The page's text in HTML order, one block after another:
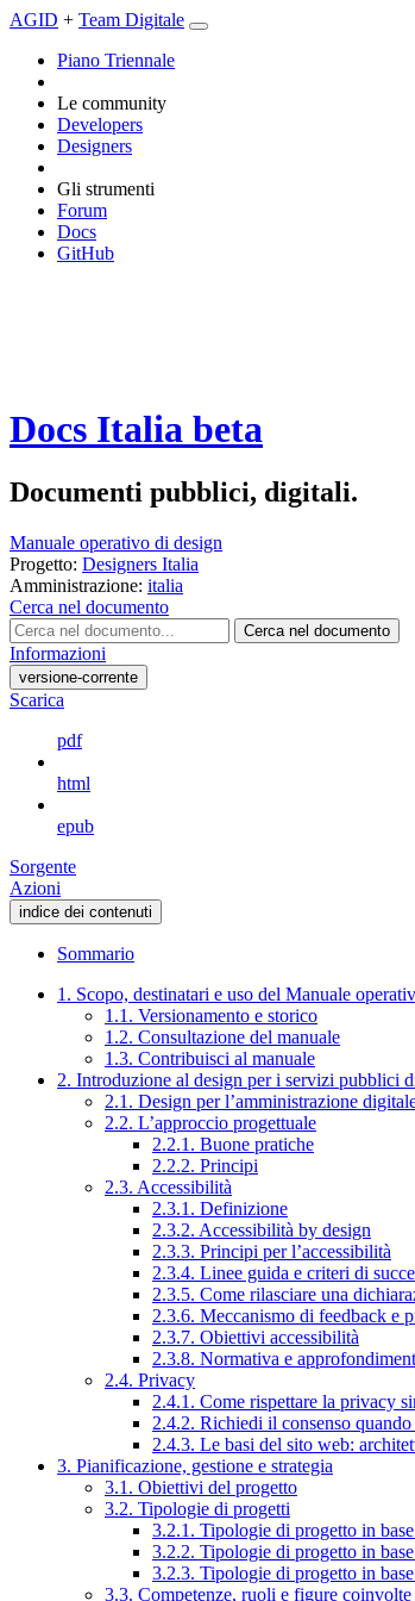
AGID + Team Digitale
Piano Triennale
Le community
Developers
Designers
Gli strumenti
Forum
Docs
GitHub
Docs Italia beta
Documenti pubblici, digitali.
Manuale operativo di design
Progetto: Designers Italia
Amministrazione: italia
Cerca nel documento
Cerca nel documento
Informazioni
versione-corrente
Scarica
pdf
html
epub
Sorgente
Azioni
indice dei contenuti
Sommario
1. Scopo, destinatari e uso del Manuale
1.1. Versionamento e storico
1.2. Consultazione del manuale
1.3. Contribuisci al manuale
2. Introduzione al design per i servizi pubblici
2.1. Design per l’amministrazione
2.2. L’approccio progettuale
2.2.1. Buone pratiche
2.2.2. Principi
2.3. Accessibilità
2.3.1. Definizione
2.3.2. Accessibilità by design
2.3.3. Principi per l’accessibilità
2.3.4. Linee guida e criteri di
2.3.5. Come rilasciare una
2.3.6. Meccanismo di feedback e
2.3.7. Obiettivi accessibilità
2.3.8. Normativa e
2.4. Privacy
2.4.1. Come rispettare la privacy
2.4.2. Richiedi il consenso quando
2.4.3. Le basi del sito web:
3. Pianificazione, gestione e strategia
3.1. Obiettivi del progetto
3.2. Tipologie di progetti
3.2.1. Tipologie di progetto in
3.2.2. Tipologie di progetto in
3.2.3. Tipologie di progetto in
3.3. Competenze, ruoli e figure coinvolte